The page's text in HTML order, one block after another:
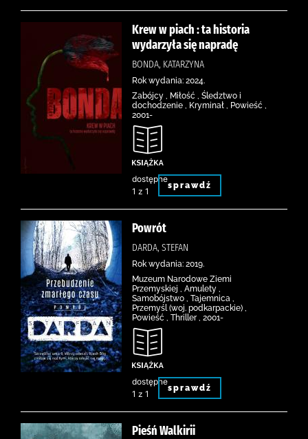
Krew w piach : ta historia
wydarzyła się napradę
BONDA, KATARZYNA
Rok wydania: 2024.
Zabójcy , Miłość , Śledztwo i
dochodzenie , Kryminał , Powieść ,
2001-
dostępne
1 z 1
sprawdź
Powrót
DARDA, STEFAN
Rok wydania: 2019.
Muzeum Narodowe Ziemi
Przemyskiej , Amulety ,
Samobójstwo , Tajemnica ,
Przemyśl (woj. podkarpackie) ,
Powieść , Thriller , 2001-
dostępne
1 z 1
sprawdź
Pieśń Walkirii